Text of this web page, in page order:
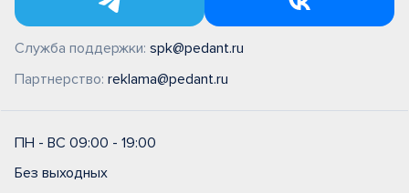
Служба поддержки: spk@pedant.ru
Партнерство: reklama@pedant.ru
ПН - ВС 09:00 - 19:00
Без выходных